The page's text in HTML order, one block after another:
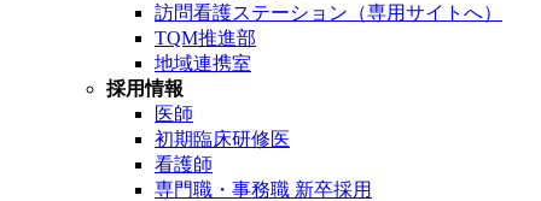
訪問看護ステーション（専用サイトへ）
TQM推進部
地域連携室
採用情報
医師
初期臨床研修医
看護師
専門職・事務職 新卒採用